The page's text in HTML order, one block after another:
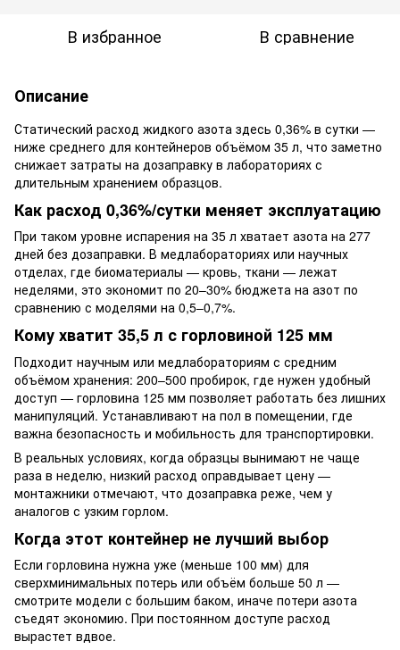
В избранное В сравнение
Описание
Статический расход жидкого азота здесь 0,36% в сутки —
ниже среднего для контейнеров объёмом 35 л, что заметно
снижает затраты на дозаправку в лабораториях с
длительным хранением образцов.
Как расход 0,36%/сутки меняет эксплуатацию
При таком уровне испарения на 35 л хватает азота на 277
дней без дозаправки. В медлабораториях или научных
отделах, где биоматериалы — кровь, ткани — лежат
неделями, это экономит по 20–30% бюджета на азот по
сравнению с моделями на 0,5–0,7%.
Кому хватит 35,5 л с горловиной 125 мм
Подходит научным или медлабораториям с средним
объёмом хранения: 200–500 пробирок, где нужен удобный
доступ — горловина 125 мм позволяет работать без лишних
манипуляций. Устанавливают на пол в помещении, где
важна безопасность и мобильность для транспортировки.
В реальных условиях, когда образцы вынимают не чаще
раза в неделю, низкий расход оправдывает цену —
монтажники отмечают, что дозаправка реже, чем у
аналогов с узким горлом.
Когда этот контейнер не лучший выбор
Если горловина нужна уже (меньше 100 мм) для
сверхминимальных потерь или объём больше 50 л —
смотрите модели с большим баком, иначе потери азота
съедят экономию. При постоянном доступе расход
вырастет вдвое.